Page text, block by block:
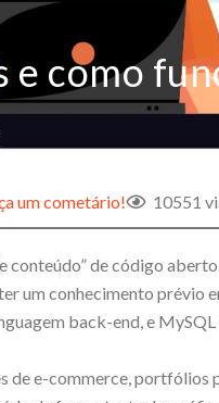
e como
um cometário! 10551
conteúdo” de código
um conhecimento prévio
back-end, e
de e-commerce, portfólios